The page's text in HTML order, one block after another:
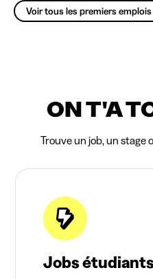
Voir tous les premiers emplois
ON T'A
Trouve un job, un stage
Jobs